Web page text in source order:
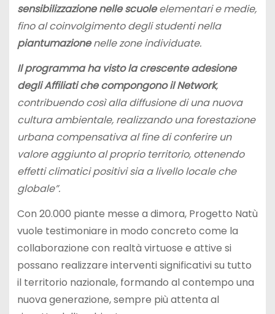
sensibilizzazione nelle scuoleelementari e medie,
fino al coinvolgimento degli studenti nella
piantumazionenelle zone individuate.
Il programma ha visto la crescente adesione
degli Affiliati che compongono il Network,
contribuendo così alla diffusione di una nuova
cultura ambientale, realizzando una forestazione
urbana compensativa al fine di conferire un
valore aggiunto al proprio territorio, ottenendo
effetti climatici positivi sia a livello locale che
globale”.
Con 20.000 piante messe a dimora, Progetto Natù
vuole testimoniare in modo concreto come la
collaborazione con realtà virtuose e attive si
possano realizzare interventi significativi su tutto
il territorio nazionale, formando al contempo una
nuova generazione, sempre più attenta al